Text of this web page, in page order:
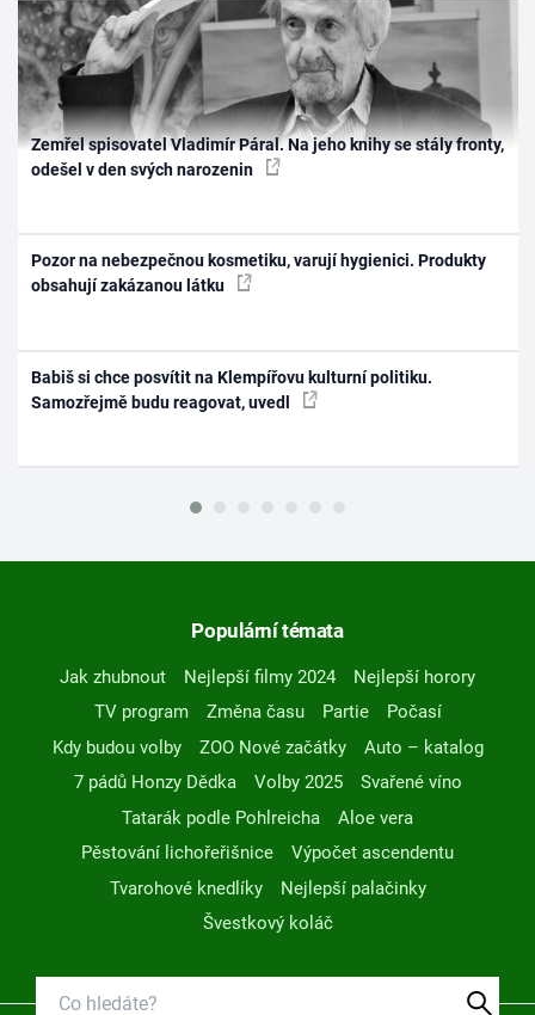
Zemřel spisovatel Vladimír Páral. Na jeho knihy se stály fronty,
odešel v den svých narozenin
Pozor na nebezpečnou kosmetiku, varují hygienici. Produkty
obsahují zakázanou látku
Babiš si chce posvítit na Klempířovu kulturní politiku.
Samozřejmě budu reagovat, uvedl
Populární témata
Jak zhubnout Nejlepší filmy 2024
Nejlepší horory
TV program
Změna času Partie
Počasí
Kdy budou volby
ZOO Nové začátky
Auto – katalog
7 pádů Honzy Dědka
Volby 2025
Svařené víno
Tatarák podle Pohlreicha
Aloe vera
Pěstování lichořeřišnice
Výpočet ascendentu
Tvarohové knedlíky
Nejlepší palačinky
Švestkový koláč